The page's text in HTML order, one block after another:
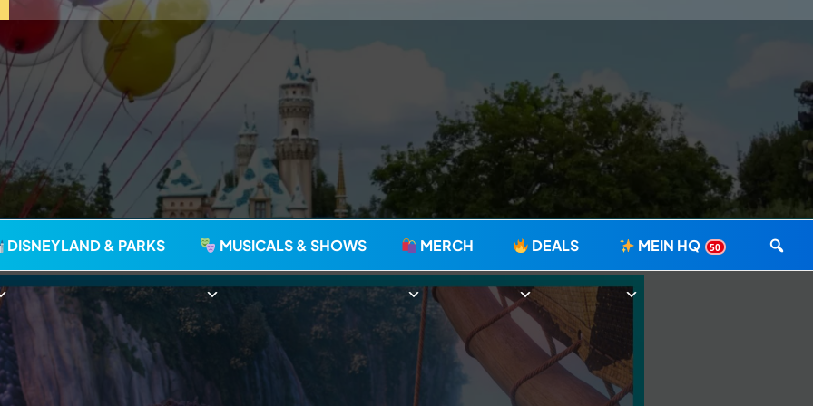
seit 2006
DISNEYLAND & PARKS MUSICALS & SHOWS MERCH DEALS MEIN HQ 50